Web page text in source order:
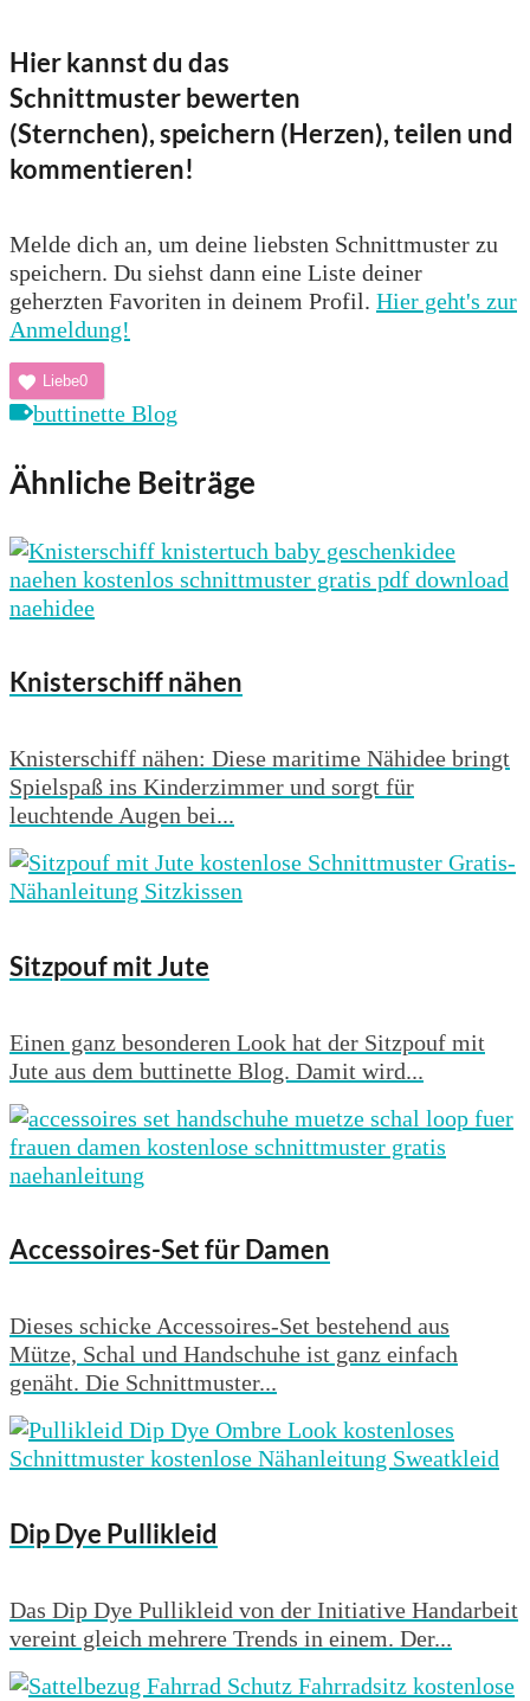
Hier kannst du das
Schnittmuster bewerten
(Sternchen), speichern (Herzen), teilen und
kommentieren!
Melde dich an, um deine liebsten Schnittmuster zu
speichern. Du siehst dann eine Liste deiner
geherzten Favoriten in deinem Profil. Hier geht's zur
Anmeldung!
Liebe0
buttinette Blog
Ähnliche Beiträge
Knisterschiff nähen
Knisterschiff nähen: Diese maritime Nähidee bringt
Spielspaß ins Kinderzimmer und sorgt für
leuchtende Augen bei...
Sitzpouf mit Jute
Einen ganz besonderen Look hat der Sitzpouf mit
Jute aus dem buttinette Blog. Damit wird...
Accessoires-Set für Damen
Dieses schicke Accessoires-Set bestehend aus
Mütze, Schal und Handschuhe ist ganz einfach
genäht. Die Schnittmuster...
Dip Dye Pullikleid
Das Dip Dye Pullikleid von der Initiative Handarbeit
vereint gleich mehrere Trends in einem. Der...